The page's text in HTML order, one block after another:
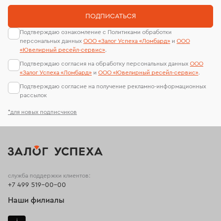
*для новых подписчиков
ПОДПИСАТЬСЯ
Подтверждаю ознакомление с Политиками обработки
персональных данных ООО «Залог Успеха «Ломбард» и ООО
«Ювелирный ресейл-сервиc».
Подтверждаю согласия на обработку персональных данных ООО
«Залог Успеха «Ломбард» и ООО «Ювелирный ресейл-сервиc».
Подтверждаю согласие на получение рекламно-информационных
рассылок
служба поддержки клиентов:
+7 499 519-00-00
Наши филиалы